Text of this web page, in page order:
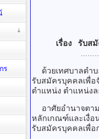
เรื่อง รับสมั
ด้วยเทศบาลตำบ
รับสมัครบุคคลเพื่อ
ตำแหน่ง ตำแหน่งล
อาศัยอำนาจตาม
หลักเกณฑ์และเงื่อ
รับสมัครบุคคลเพื่อ
ร